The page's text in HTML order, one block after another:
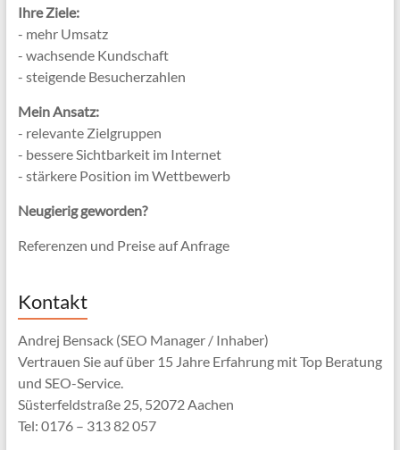
Ihre Ziele:
- mehr Umsatz
- wachsende Kundschaft
- steigende Besucherzahlen
Mein Ansatz:
- relevante Zielgruppen
- bessere Sichtbarkeit im Internet
- stärkere Position im Wettbewerb
Neugierig geworden?
Referenzen und Preise auf Anfrage
Kontakt
Andrej Bensack (SEO Manager / Inhaber)
Vertrauen Sie auf über 15 Jahre Erfahrung mit Top Beratung
und SEO-Service.
Süsterfeldstraße 25, 52072 Aachen
Tel: 0176 – 313 82 057